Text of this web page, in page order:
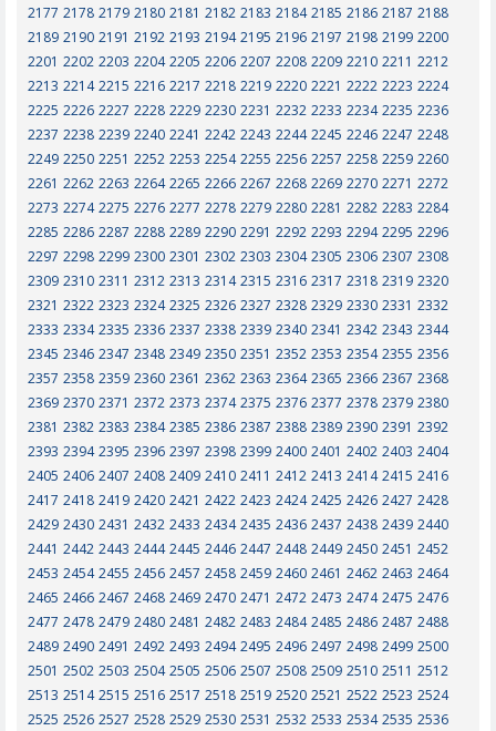
2177 2178 2179 2180 2181 2182 2183 2184 2185 2186 2187 2188
2189 2190 2191 2192 2193 2194 2195 2196 2197 2198 2199 2200
2201 2202 2203 2204 2205 2206 2207 2208 2209 2210 2211 2212
2213 2214 2215 2216 2217 2218 2219 2220 2221 2222 2223 2224
2225 2226 2227 2228 2229 2230 2231 2232 2233 2234 2235 2236
2237 2238 2239 2240 2241 2242 2243 2244 2245 2246 2247 2248
2249 2250 2251 2252 2253 2254 2255 2256 2257 2258 2259 2260
2261 2262 2263 2264 2265 2266 2267 2268 2269 2270 2271 2272
2273 2274 2275 2276 2277 2278 2279 2280 2281 2282 2283 2284
2285 2286 2287 2288 2289 2290 2291 2292 2293 2294 2295 2296
2297 2298 2299 2300 2301 2302 2303 2304 2305 2306 2307 2308
2309 2310 2311 2312 2313 2314 2315 2316 2317 2318 2319 2320
2321 2322 2323 2324 2325 2326 2327 2328 2329 2330 2331 2332
2333 2334 2335 2336 2337 2338 2339 2340 2341 2342 2343 2344
2345 2346 2347 2348 2349 2350 2351 2352 2353 2354 2355 2356
2357 2358 2359 2360 2361 2362 2363 2364 2365 2366 2367 2368
2369 2370 2371 2372 2373 2374 2375 2376 2377 2378 2379 2380
2381 2382 2383 2384 2385 2386 2387 2388 2389 2390 2391 2392
2393 2394 2395 2396 2397 2398 2399 2400 2401 2402 2403 2404
2405 2406 2407 2408 2409 2410 2411 2412 2413 2414 2415 2416
2417 2418 2419 2420 2421 2422 2423 2424 2425 2426 2427 2428
2429 2430 2431 2432 2433 2434 2435 2436 2437 2438 2439 2440
2441 2442 2443 2444 2445 2446 2447 2448 2449 2450 2451 2452
2453 2454 2455 2456 2457 2458 2459 2460 2461 2462 2463 2464
2465 2466 2467 2468 2469 2470 2471 2472 2473 2474 2475 2476
2477 2478 2479 2480 2481 2482 2483 2484 2485 2486 2487 2488
2489 2490 2491 2492 2493 2494 2495 2496 2497 2498 2499 2500
2501 2502 2503 2504 2505 2506 2507 2508 2509 2510 2511 2512
2513 2514 2515 2516 2517 2518 2519 2520 2521 2522 2523 2524
2525 2526 2527 2528 2529 2530 2531 2532 2533 2534 2535 2536